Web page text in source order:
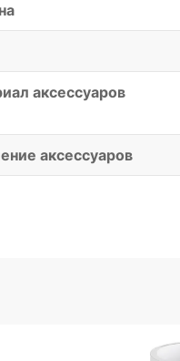
аксессуаров
аксессуаров